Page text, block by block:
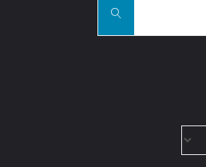
חפשו